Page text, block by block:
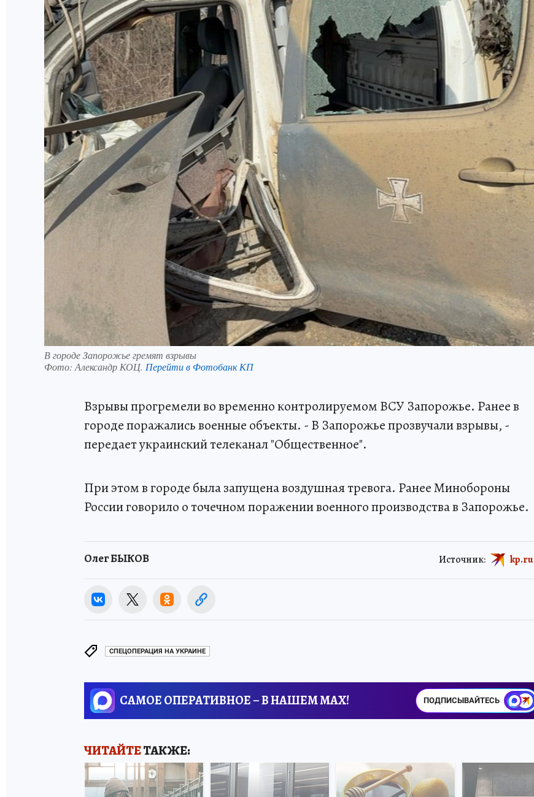
В городе Запорожье гремят взрывы
Фото: Александр КОЦ. Перейти в Фотобанк КП
Взрывы прогремели во временно контролируемом ВСУ Запорожье. Ранее в
городе поражались военные объекты. - В Запорожье прозвучали взрывы, -
передает украинский телеканал "Общественное".
При этом в городе была запущена воздушная тревога. Ранее Минобороны
России говорило о точечном поражении военного производства в Запорожье.
Олег БЫКОВ Источник: kp.ru
СПЕЦОПЕРАЦИЯ НА УКРАИНЕ
САМОЕ ОПЕРАТИВНОЕ – В НАШЕМ MAX! ПОДПИСЫВАЙТЕСЬ
ЧИТАЙТЕТАКЖЕ: